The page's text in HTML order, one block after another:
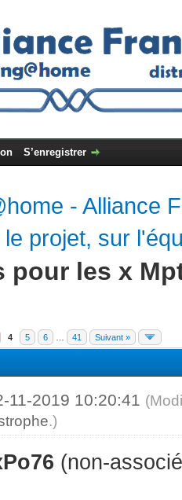
S’enregistrer
- Alliance
projet, sur
pour les x
4 5 6 41 Suivant »
11-2019 10:20:41
.)
(non-